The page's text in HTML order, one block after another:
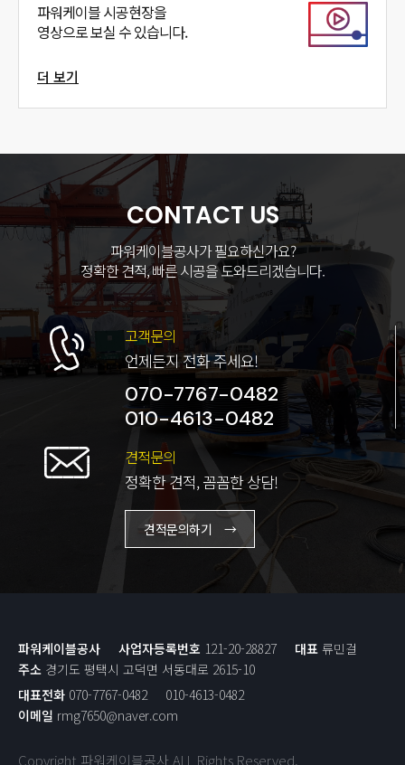
파워케이블 시공현장을
영상으로 보실 수 있습니다.
더 보기
CONTACT US
파워케이블공사가 필요하신가요?
정확한 견적, 빠른 시공을 도와드리겠습니다.
고객문의
언제든지 전화 주세요!
070-7767-0482
010-4613-0482
견적문의
정확한 견적, 꼼꼼한 상담!
견적문의하기 →
파워케이블공사 사업자등록번호 121-20-28827 대표 류민걸
주소 경기도 평택시 고덕면 서동대로 2615-10
대표전화 070-7767-0482
010-4613-0482
이메일 rmg7650@naver.com
Copyright 파워케이블공사 ALL Rights Reserved.